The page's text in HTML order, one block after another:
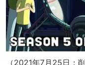
（2021年7月25日：